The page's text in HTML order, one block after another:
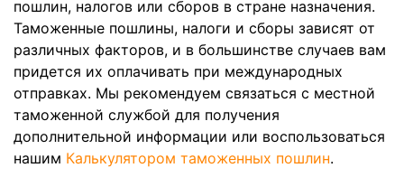
пошлин, налогов или сборов в стране назначения.
Таможенные пошлины, налоги и сборы зависят от
различных факторов, и в большинстве случаев вам
придется их оплачивать при международных
отправках. Мы рекомендуем связаться с местной
таможенной службой для получения
дополнительной информации или воспользоваться
нашим Калькулятором таможенных пошлин.